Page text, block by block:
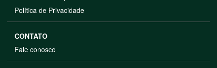
Política de Privacidade
CONTATO
Fale conosco